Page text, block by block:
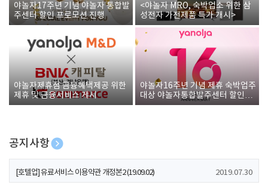
야놀자17주년 기념 야놀자 통합발
주센터 할인 프로모션 진행
<야놀자 MRO, 숙박업소 위한 삼
성전자 가전제품 특가 개시>
야놀자제휴점 금융혜택제공 위한
제휴 및 금융서비스 게시
야놀자16주년 기념 제휴 숙박업주
대상 야놀자통합발주센터 할인쿠
폰 증정
공지사항
[호텔업] 개인정보 처리방침 개정본1 (19.09.02)
[호텔업] 유료서비스 이용약관 개정본2 (19.09.02) 2019.07.30